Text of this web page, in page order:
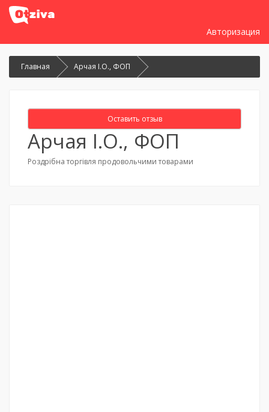
Авторизация
Главная Арчая І.О., ФОП
Оставить отзыв
Арчая І.О., ФОП
Роздрібна торгівля продовольчими товарами